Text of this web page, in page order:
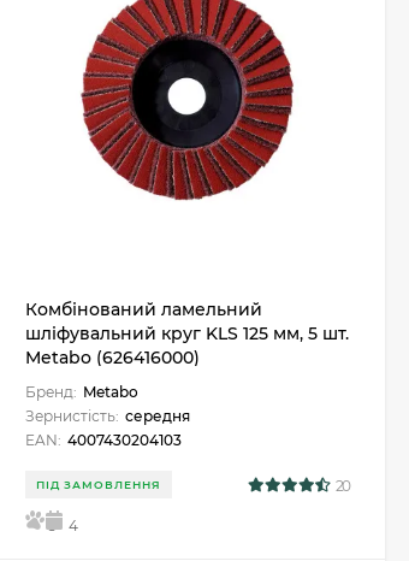
Комбінований ламельний
шліфувальний круг KLS 125 мм, 5 шт.
Metabo (626416000)
Бренд: Metabo
Зернистість: середня
EAN: 4007430204103
ПІД ЗАМОВЛЕННЯ 20
5 4